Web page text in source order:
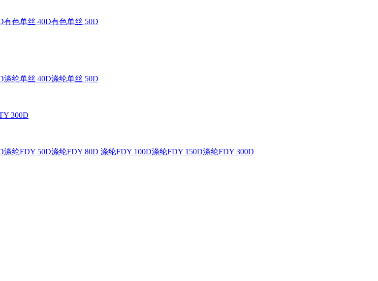
有色单丝 40D有色单丝 50D
涤纶单丝 40D涤纶单丝 50D
300D
涤纶FDY 50D涤纶FDY 80D 涤纶FDY 100D涤纶FDY 150D涤纶FDY 300D